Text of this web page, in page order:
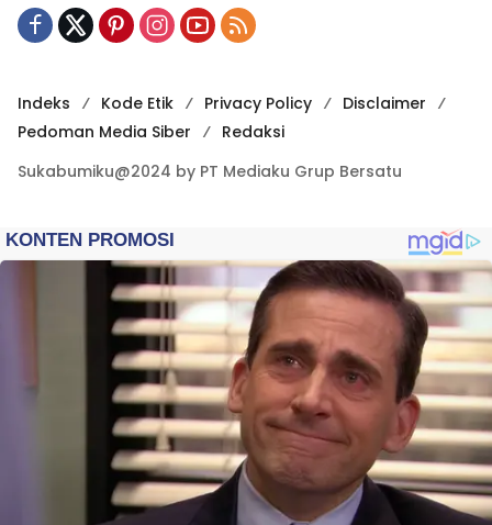
Indeks Kode Etik Privacy Policy
Disclaimer
Pedoman Media Siber
Redaksi
Sukabumiku@2024 by PT Mediaku Grup Bersatu